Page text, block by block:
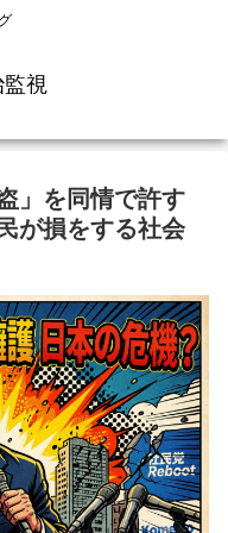
監視
」を同情で許す
が損をする社会